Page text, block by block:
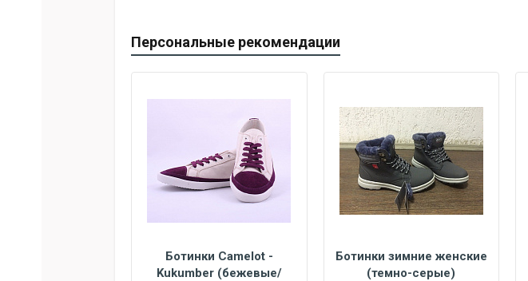
Персональные рекомендации
Ботинки Camelot -
Kukumber (бежевые/
Ботинки зимние женские
(темно-серые)
37 38 39